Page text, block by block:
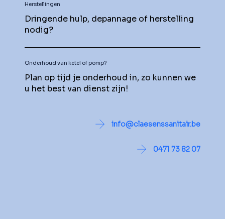
Herstellingen
Dringende hulp, depannage of herstelling
nodig?
Onderhoud van ketel of pomp?
Plan op tijd je onderhoud in, zo kunnen we
u het best van dienst zijn!
info@claesenssanitair.be
0471 73 82 07